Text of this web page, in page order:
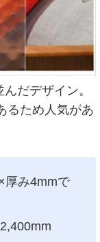
だデザイン。
るため人気があ
厚み4mmで